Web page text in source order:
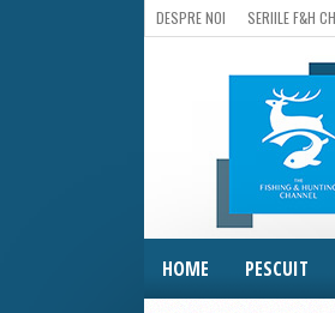
DESPRE NOI SERIILE F&H
HOME PESCUIT